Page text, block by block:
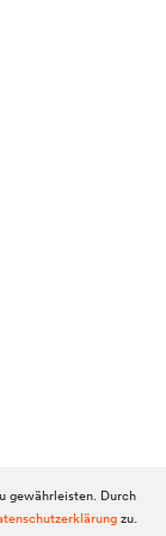
gewährleisten. Durch
zu.